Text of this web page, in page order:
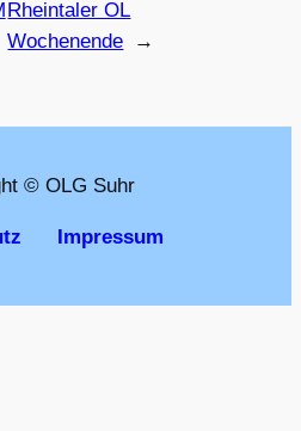
Rheintaler OL
Wochenende
→
© OLG Suhr
Impressum